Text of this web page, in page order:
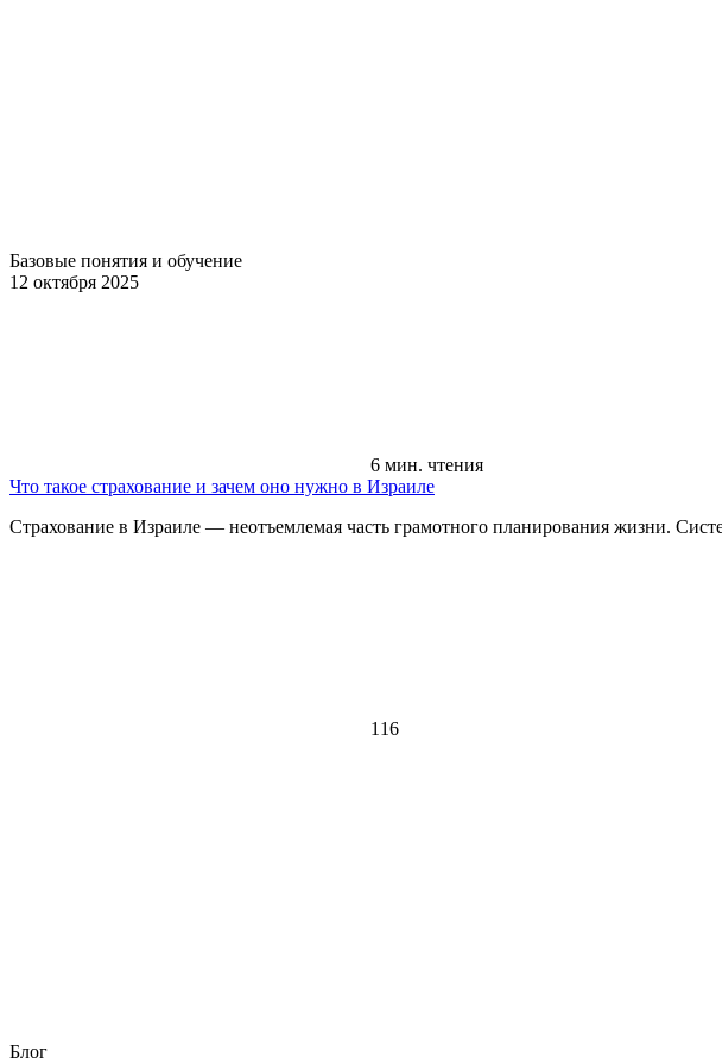
Базовые понятия и обучение
12 октября 2025
6 мин. чтения
Что такое страхование и зачем оно нужно в Израиле
Страхование в Израиле — неотъемлемая часть грамотного планирования жизни.
116
Блог